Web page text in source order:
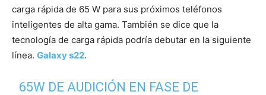
carga rápida de 65 W para sus próximos teléfonos
inteligentes de alta gama. También se dice que la
tecnología de carga rápida podría debutar en la siguiente
línea. Galaxy s22.
65W DE AUDICIÓN EN FASE DE